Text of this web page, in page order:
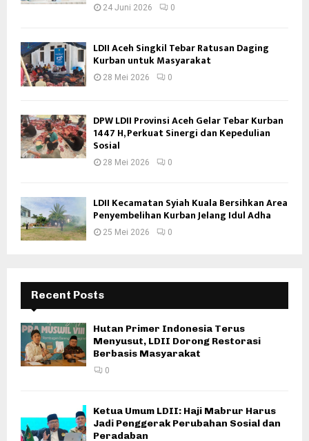
24 Juni 2026 0
LDII Aceh Singkil Tebar Ratusan Daging
Kurban untuk Masyarakat
28 Mei 2026 0
DPW LDII Provinsi Aceh Gelar Tebar Kurban
1447 H, Perkuat Sinergi dan Kepedulian
Sosial
28 Mei 2026 0
LDII Kecamatan Syiah Kuala Bersihkan Area
Penyembelihan Kurban Jelang Idul Adha
25 Mei 2026 0
Recent Posts
Hutan Primer Indonesia Terus
Menyusut, LDII Dorong Restorasi
Berbasis Masyarakat
0
Ketua Umum LDII: Haji Mabrur Harus
Jadi Penggerak Perubahan Sosial dan
Peradaban